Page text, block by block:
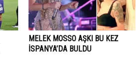
MELEK MOSSO AŞKI BU KEZ
İSPANYA’DA BULDU